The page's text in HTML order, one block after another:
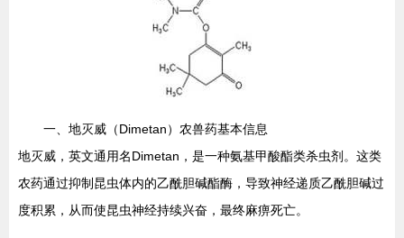
一、地灭威（Dimetan）农兽药基本信息
地灭威，英文通用名Dimetan，是一种氨基甲酸酯类杀虫剂。这类
农药通过抑制昆虫体内的乙酰胆碱酯酶，导致神经递质乙酰胆碱过
度积累，从而使昆虫神经持续兴奋，最终麻痹死亡。